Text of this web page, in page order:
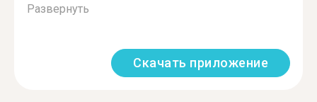
Развернуть
Скачать приложение